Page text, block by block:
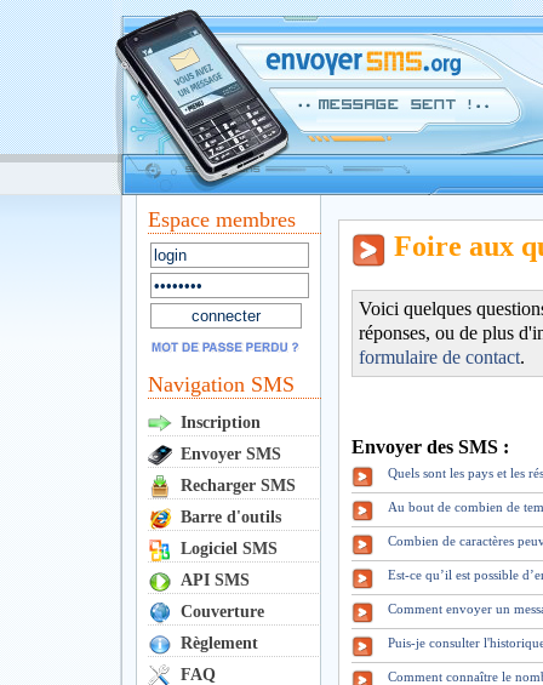
Espace membres
Navigation SMS
Inscription
Envoyer SMS
Recharger SMS
Barre d'outils
Logiciel SMS
API SMS
Couverture
Règlement
FAQ
Foire aux
Voici quelques
réponses, ou de plus
formulaire de contact.
Envoyer des SMS :
Quels sont les pays et les
Au bout de combien de
Combien de caractères
Est-ce qu’il est possible
Comment envoyer un
Puis-je consulter
Comment connaître le